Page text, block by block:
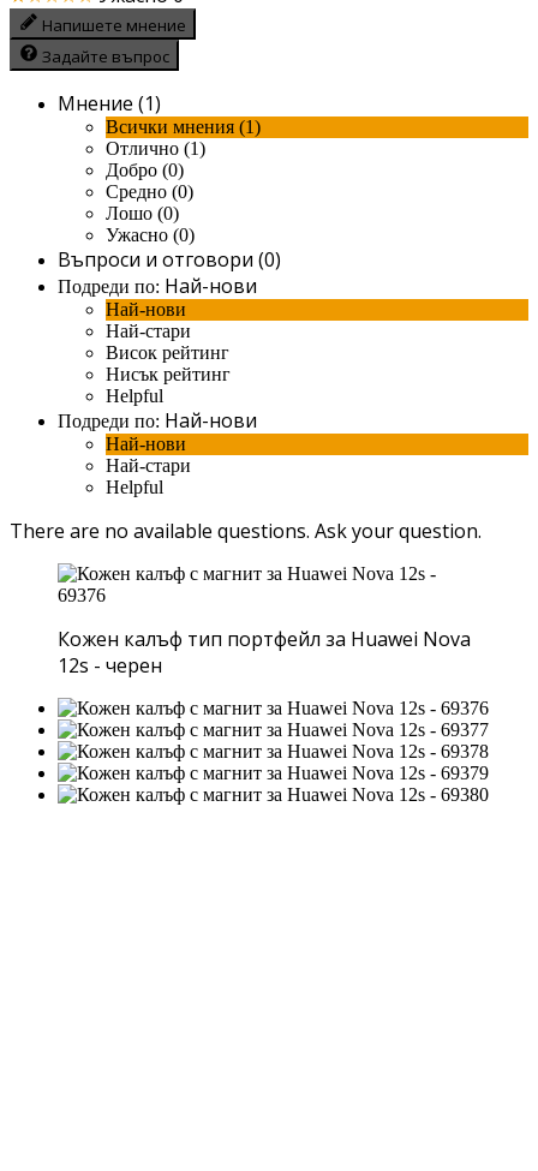
Напишете мнение
Задайте въпрос
Мнение (1)
Всички мнения (1)
Отлично (1)
Добро (0)
Средно (0)
Лошо (0)
Ужасно (0)
Въпроси и отговори (0)
Подреди по: Най-нови
Най-нови
Най-стари
Висок рейтинг
Нисък рейтинг
Helpful
Подреди по: Най-нови
Най-нови
Най-стари
Helpful
There are no available questions. Ask your question.
Кожен калъф тип портфейл за Huawei Nova
12s - черен